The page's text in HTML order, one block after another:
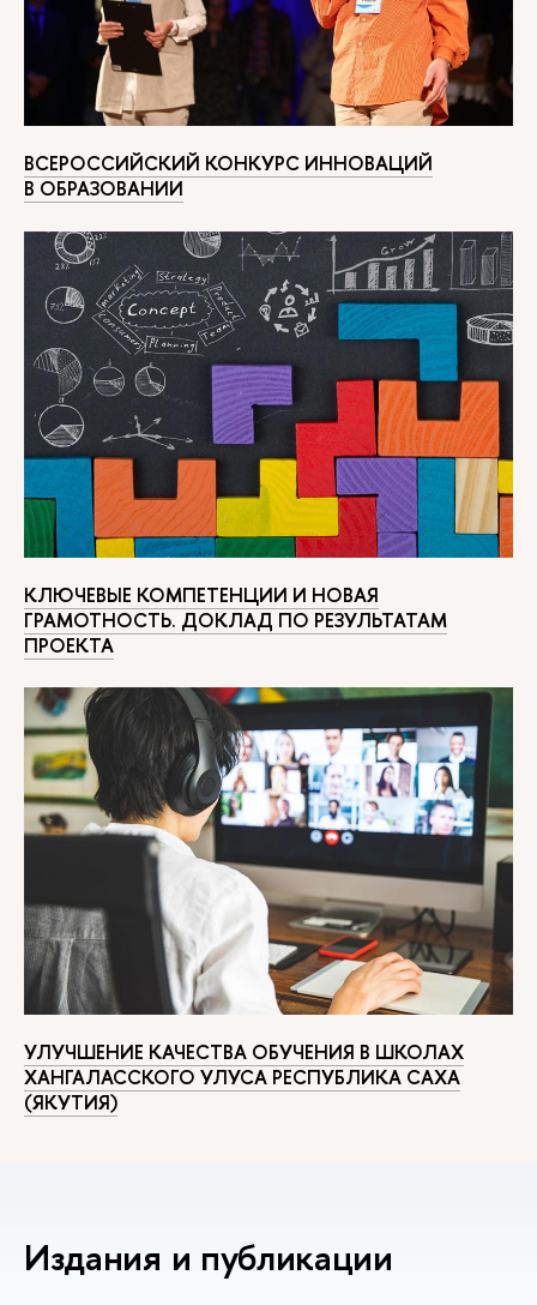
ВСЕРОССИЙСКИЙ КОНКУРС ИННОВАЦИЙ
В ОБРАЗОВАНИИ
КЛЮЧЕВЫЕ КОМПЕТЕНЦИИ И НОВАЯ
ГРАМОТНОСТЬ. ДОКЛАД ПО РЕЗУЛЬТАТАМ
ПРОЕКТА
УЛУЧШЕНИЕ КАЧЕСТВА ОБУЧЕНИЯ В ШКОЛАХ
ХАНГАЛАССКОГО УЛУСА РЕСПУБЛИКА САХА
(ЯКУТИЯ)
Издания и публикации